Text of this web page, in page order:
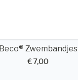
Beco® Zwembandjes
€ 7,00